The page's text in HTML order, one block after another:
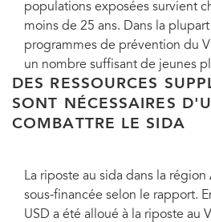
populations exposées survient
moins de 25 ans. Dans la
programmes de prévention du
un nombre suffisant de jeunes
DES RESSOURCES
SONT NÉCESSAIRES
COMBATTRE LE SIDA
La riposte au sida dans la
sous-financée selon le rapport.
USD a été alloué à la riposte au